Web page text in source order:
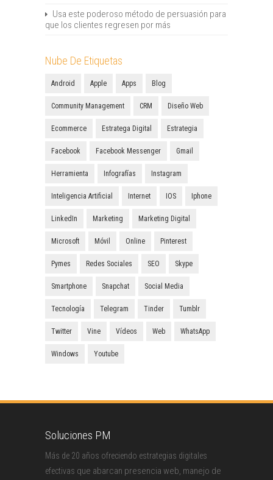
Usa este poderoso método de persuasión para
que los clientes regresen por más
Nube De Etiquetas
Android Apple Apps Blog
Community Management CRM Diseño Web
Ecommerce Estratega Digital Estrategia
Facebook Facebook Messenger Gmail
Herramienta Infografías Instagram
Inteligencia Artificial Internet IOS Iphone
LinkedIn Marketing Marketing Digital
Microsoft Móvil Online Pinterest
Pymes Redes Sociales SEO Skype
Smartphone Snapchat Social Media
Tecnología Telegram Tinder Tumblr
Twitter Vine Vídeos Web WhatsApp
Windows Youtube
Soluciones PM
Más de 20 años ofreciendo estrategias digitales
efectivas que abarcan presencia web, manejo de